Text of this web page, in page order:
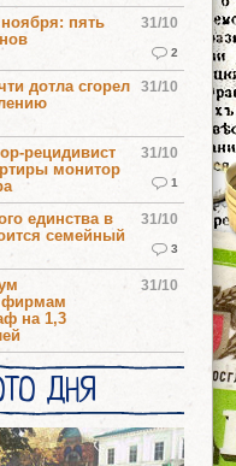
31/10
2
пять
31/10
дотла сгорел
31/10
1
рецидивист
монитор
31/10
3
единства в
семейный
31/10
фирмам
на 1,3
ДНЯ